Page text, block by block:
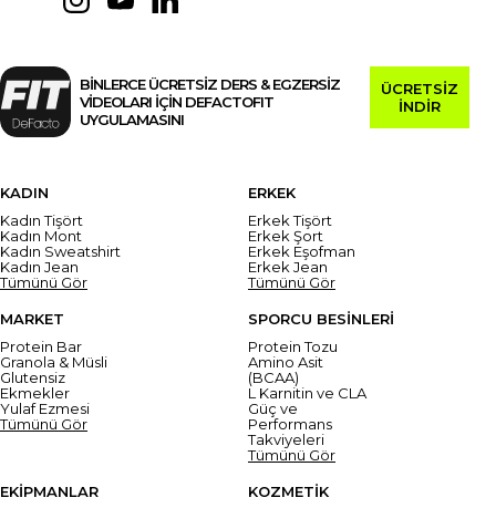
BİNLERCE ÜCRETSİZ DERS & EGZERSİZ
VİDEOLARI İÇİN DEFACTOFIT
UYGULAMASINI
ÜCRETSİZ
İNDİR
KADIN
Kadın Tişört
Kadın Mont
Kadın Sweatshirt
Kadın Jean
Tümünü Gör
ERKEK
Erkek Tişört
Erkek Şort
Erkek Eşofman
Erkek Jean
Tümünü Gör
MARKET
Protein Bar
Granola & Müsli
Glutensiz
Ekmekler
Yulaf Ezmesi
Tümünü Gör
SPORCU BESİNLERİ
Protein Tozu
Amino Asit
(BCAA)
L Karnitin ve CLA
Güç ve
Performans
Takviyeleri
Tümünü Gör
EKİPMANLAR
KOZMETİK